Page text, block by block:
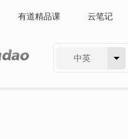
有道精品课 云笔记
中英